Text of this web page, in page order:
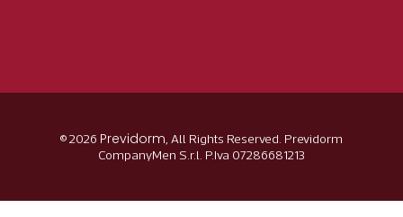
© 2026 Previdorm , All Rights Reserved. Previdorm
CompanyMen S.r.l. P.Iva 07286681213